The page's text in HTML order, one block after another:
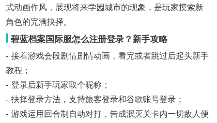
式动画作风，展现将来学园城市的现象，是玩家摸索新
角色的完满抉择。
碧蓝档案国际服怎么注册登录？新手攻略
- 接着游戏会段剧情剧情动画，看完或者跳过后起头新手
教程；
- 登录后新手玩家取个昵称；
- 抉择登录方法，支持旅客登录和谷歌账号登录；
- 游戏运用回合制自动对打，告成泯灭关卡内一切敌人便